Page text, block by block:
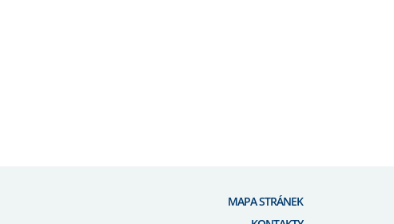
MAPA STRÁNEK